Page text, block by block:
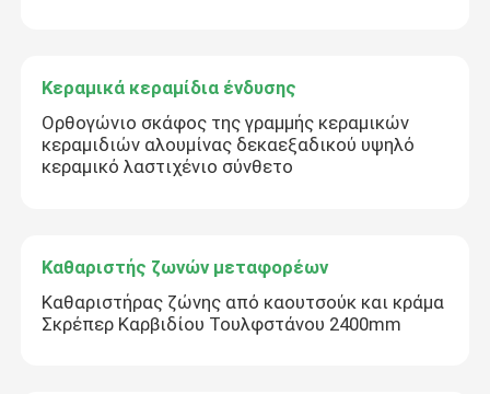
Κεραμικά κεραμίδια ένδυσης
Ορθογώνιο σκάφος της γραμμής κεραμικών
κεραμιδιών αλουμίνας δεκαεξαδικού υψηλό
κεραμικό λαστιχένιο σύνθετο
Καθαριστής ζωνών μεταφορέων
Καθαριστήρας ζώνης από καουτσούκ και κράμα
Σκρέπερ Καρβιδίου Τουλφστάνου 2400mm